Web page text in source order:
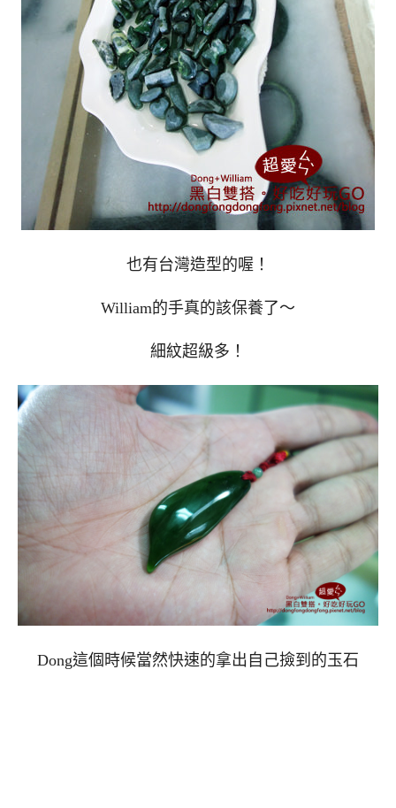
也有台灣造型的喔！
William的手真的該保養了～
細紋超級多！
Dong這個時候當然快速的拿出自己撿到的玉石